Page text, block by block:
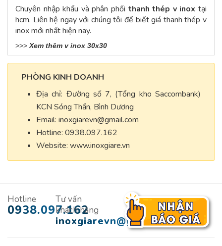
Chuyên nhập khẩu và phân phối thanh thép v inox tại
hcm. Liên hệ ngay với chúng tôi để biết giá thanh thép v
inox mới nhất hiện nay.
>>> Xem thêm v inox 30x30
PHÒNG KINH DOANH
Địa chỉ: Đường số 7, (Tổng kho Saccombank)
KCN Sóng Thần, Bình Dương
Email: inoxgiarevn@gmail.com
Hotline: 0938.097.162
Website: www.inoxgiare.vn
Hotline
0938.097.162
Tư vấn
khách hàng
inoxgiarevn@gmail.com